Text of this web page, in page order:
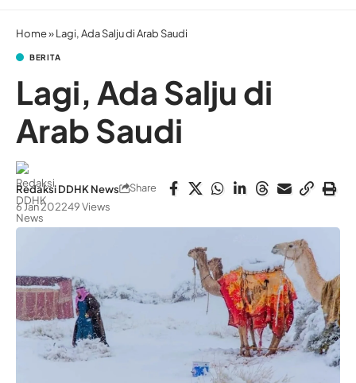
Home»Lagi, Ada Salju di Arab Saudi
BERITA
Lagi, Ada Salju di
Arab Saudi
Redaksi DDHK News
6 Jan 202249 Views
Share